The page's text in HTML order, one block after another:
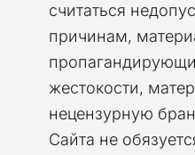
считаться
причинам,
жестокости,
нецензурную
Сайта не